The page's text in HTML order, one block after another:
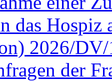
das
2026/DV/
der